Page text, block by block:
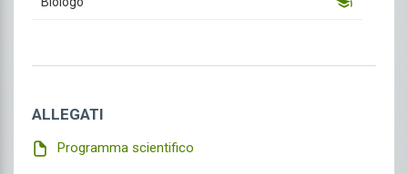
ALLEGATI
Programma scientifico